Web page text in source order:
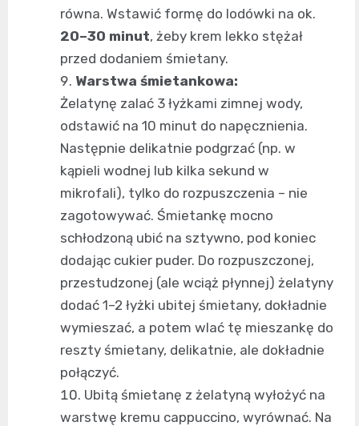
równa. Wstawić formę do lodówki na ok.
20–30 minut, żeby krem lekko stężał
przed dodaniem śmietany.
Warstwa śmietankowa:
Żelatynę zalać 3 łyżkami zimnej wody,
odstawić na 10 minut do napęcznienia.
Następnie delikatnie podgrzać (np. w
kąpieli wodnej lub kilka sekund w
mikrofali), tylko do rozpuszczenia – nie
zagotowywać. Śmietankę mocno
schłodzoną ubić na sztywno, pod koniec
dodając cukier puder. Do rozpuszczonej,
przestudzonej (ale wciąż płynnej) żelatyny
dodać 1–2 łyżki ubitej śmietany, dokładnie
wymieszać, a potem wlać tę mieszankę do
reszty śmietany, delikatnie, ale dokładnie
połączyć.
Ubitą śmietanę z żelatyną wyłożyć na
warstwę kremu cappuccino, wyrównać. Na